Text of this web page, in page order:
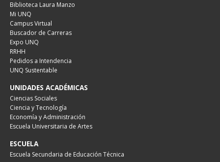
Biblioteca Laura Manzo
Mi UNQ
Campus Virtual
Buscador de Carreras
Expo UNQ
RRHH
Pedidos a Intendencia
UNQ Sustentable
UNIDADES ACADÉMICAS
Ciencias Sociales
Ciencia y Tecnología
Economía y Administración
Escuela Universitaria de Artes
ESCUELA
Escuela Secundaria de Educación Técnica